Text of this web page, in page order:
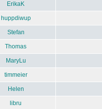
ErikaK
huppdiwup
Stefan
Thomas
MaryLu
timmeier
Helen
libru